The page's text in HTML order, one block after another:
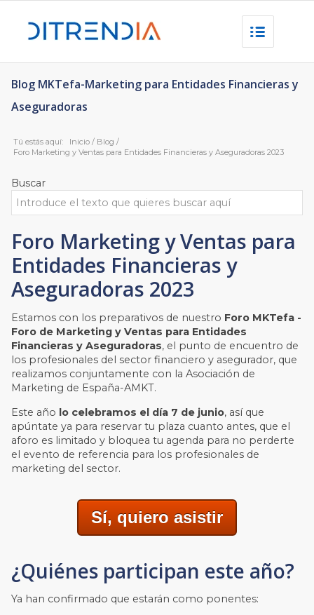
Blog MKTefa-Marketing para Entidades Financieras y
Aseguradoras
Tú estás aquí: Inicio / Blog /
Foro Marketing y Ventas para Entidades Financieras y Aseguradoras 2023
Buscar
Foro Marketing y Ventas para
Entidades Financieras y
Aseguradoras 2023
Estamos con los preparativos de nuestro Foro MKTefa -
Foro de Marketing y Ventas para Entidades
Financieras y Aseguradoras, el punto de encuentro de
los profesionales del sector financiero y asegurador, que
realizamos conjuntamente con la Asociación de
Marketing de España-AMKT.
Este año lo celebramos el día 7 de junio, así que
apúntate ya para reservar tu plaza cuanto antes, que el
aforo es limitado y bloquea tu agenda para no perderte
el evento de referencia para los profesionales de
marketing del sector.
Sí, quiero asistir
¿Quiénes participan este año?
Ya han confirmado que estarán como ponentes: